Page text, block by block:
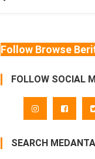
Follow Browse
FOLLOW SOCIAL
SEARCH